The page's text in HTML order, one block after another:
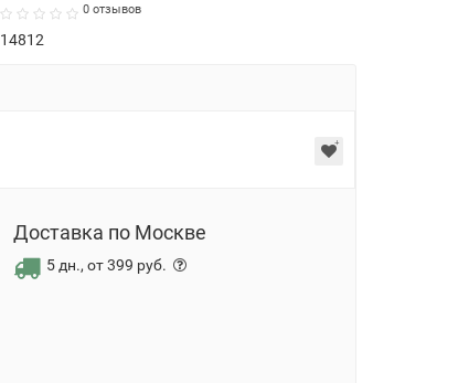
0 отзывов
14812
Доставка по Москве
5 дн., от 399 руб.